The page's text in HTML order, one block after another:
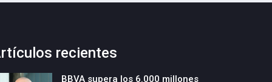
recientes
BBVA supera los 6.000 millones